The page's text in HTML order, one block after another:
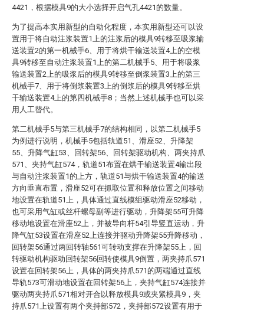
4421，根据模具9的大小选择开启气孔4421的数量。
为了提高本实用新型的自动化程度，本实用新型还可以设
置用于将自动注浆装置1上的注浆后的模具9转移至吸浆输
送装置2的第一机械手6、用于将烘干输送装置4上的空模
具9转移至自动注浆装置1上的第二机械手5、用于将吸浆
输送装置2上的吸浆后的模具9转移至倒浆装置3上的第三
机械手7、用于将倒浆装置3上的倒浆后的模具9转移至烘
干输送装置4上的第四机械手8；当然上述机械手也可以采
用人工替代。
第二机械手5与第三机械手7的结构相同，以第二机械手5
为例进行说明，机械手5包括轨道51、滑座52、升降架
55、升降气缸53、回转架56、回转架驱动机构、两夹持爪
571、夹持气缸574，轨道51布置在烘干输送装置4输出段
与自动注浆装置1的上方，轨道51与烘干输送装置4的输送
方向垂直布置，滑座52可在抓取位置和释放位置之间移动
地设置在轨道51上，具体通过直线模组驱动滑座52移动，
也可采用气缸或丝杆螺母副等进行驱动，升降架55可升降
移动地设置在滑座52上，并被导向杆54引导竖直运动，升
降气缸53设置在滑座52上连接并驱动升降架55升降移动，
回转架56通过两回转轴561可转动支撑在升降架55上，回
转驱动机构驱动回转架56回转使模具9倒置，两夹持爪571
设置在回转架56上，具体的两夹持爪571的两端通过直线
导轨573可滑动地设置在回转架56上，夹持气缸574连接并
驱动两夹持爪571相对开合以释放模具9或夹紧模具9，夹
持爪571上设置有两个夹持部572，夹持部572设置有用于